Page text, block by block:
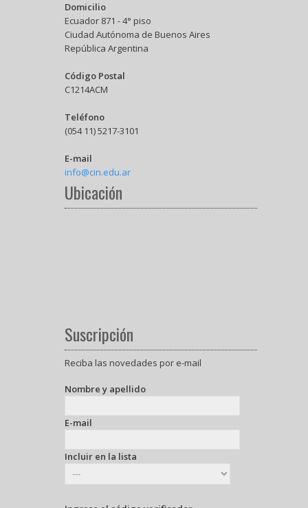
Domicilio
Ecuador 871 - 4° piso
Ciudad Autónoma de Buenos Aires
República Argentina
Código Postal
C1214ACM
Teléfono
(054 11) 5217-3101
E-mail
info@cin.edu.ar
Ubicación
Suscripción
Reciba las novedades por e-mail
Nombre y apellido
E-mail
Incluir en la lista